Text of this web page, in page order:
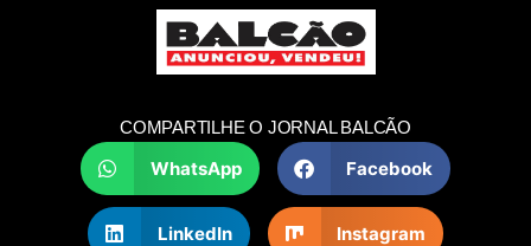
COMPARTILHE O JORNAL BALCÃO
WhatsApp Facebook
LinkedIn Instagram